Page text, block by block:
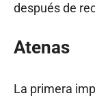
después de
Atenas
La primera